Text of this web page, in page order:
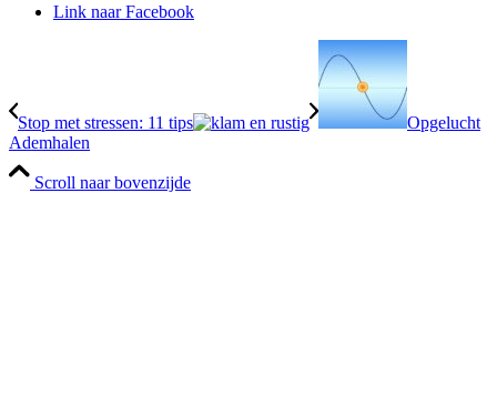
Link naar Facebook
Stop met stressen: 11 tips
Opgelucht
Ademhalen
Scroll naar bovenzijde